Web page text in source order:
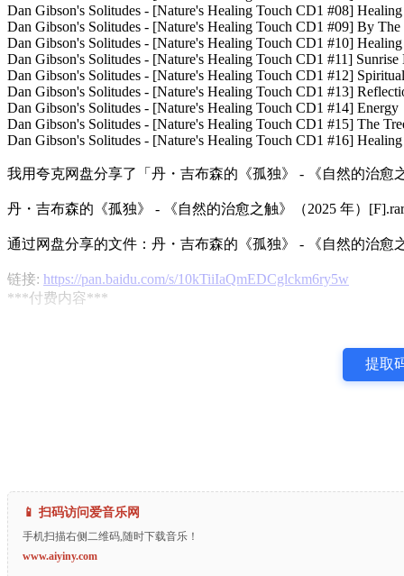
Dan Gibson's Solitudes - [Nature's Healing Touch CD1 #08]
Dan Gibson's Solitudes - [Nature's Healing Touch CD1 #09] By
Dan Gibson's Solitudes - [Nature's Healing Touch CD1 #10]
Dan Gibson's Solitudes - [Nature's Healing Touch CD1 #11] Sunrise
Dan Gibson's Solitudes - [Nature's Healing Touch CD1 #12]
Dan Gibson's Solitudes - [Nature's Healing Touch CD1 #13]
Dan Gibson's Solitudes - [Nature's Healing Touch CD1 #14] Energy
Dan Gibson's Solitudes - [Nature's Healing Touch CD1 #15] The
Dan Gibson's Solitudes - [Nature's Healing Touch CD1 #16]
我用夸克网盘分享了「丹・吉布森的《孤独》 - 《自然的治愈
丹・吉布森的《孤独》 - 《自然的治愈之触》（2025 年）
通过网盘分享的文件：丹・吉布森的《孤独》 - 《自然的治愈
链接: https://pan.baidu.com/s/10kTiiIaQmEDCglckm6ry5w
***付费内容***
提取
📱 扫码访问爱音乐网
手机扫描右侧二维码,随时下载音乐！
www.aiyiny.com